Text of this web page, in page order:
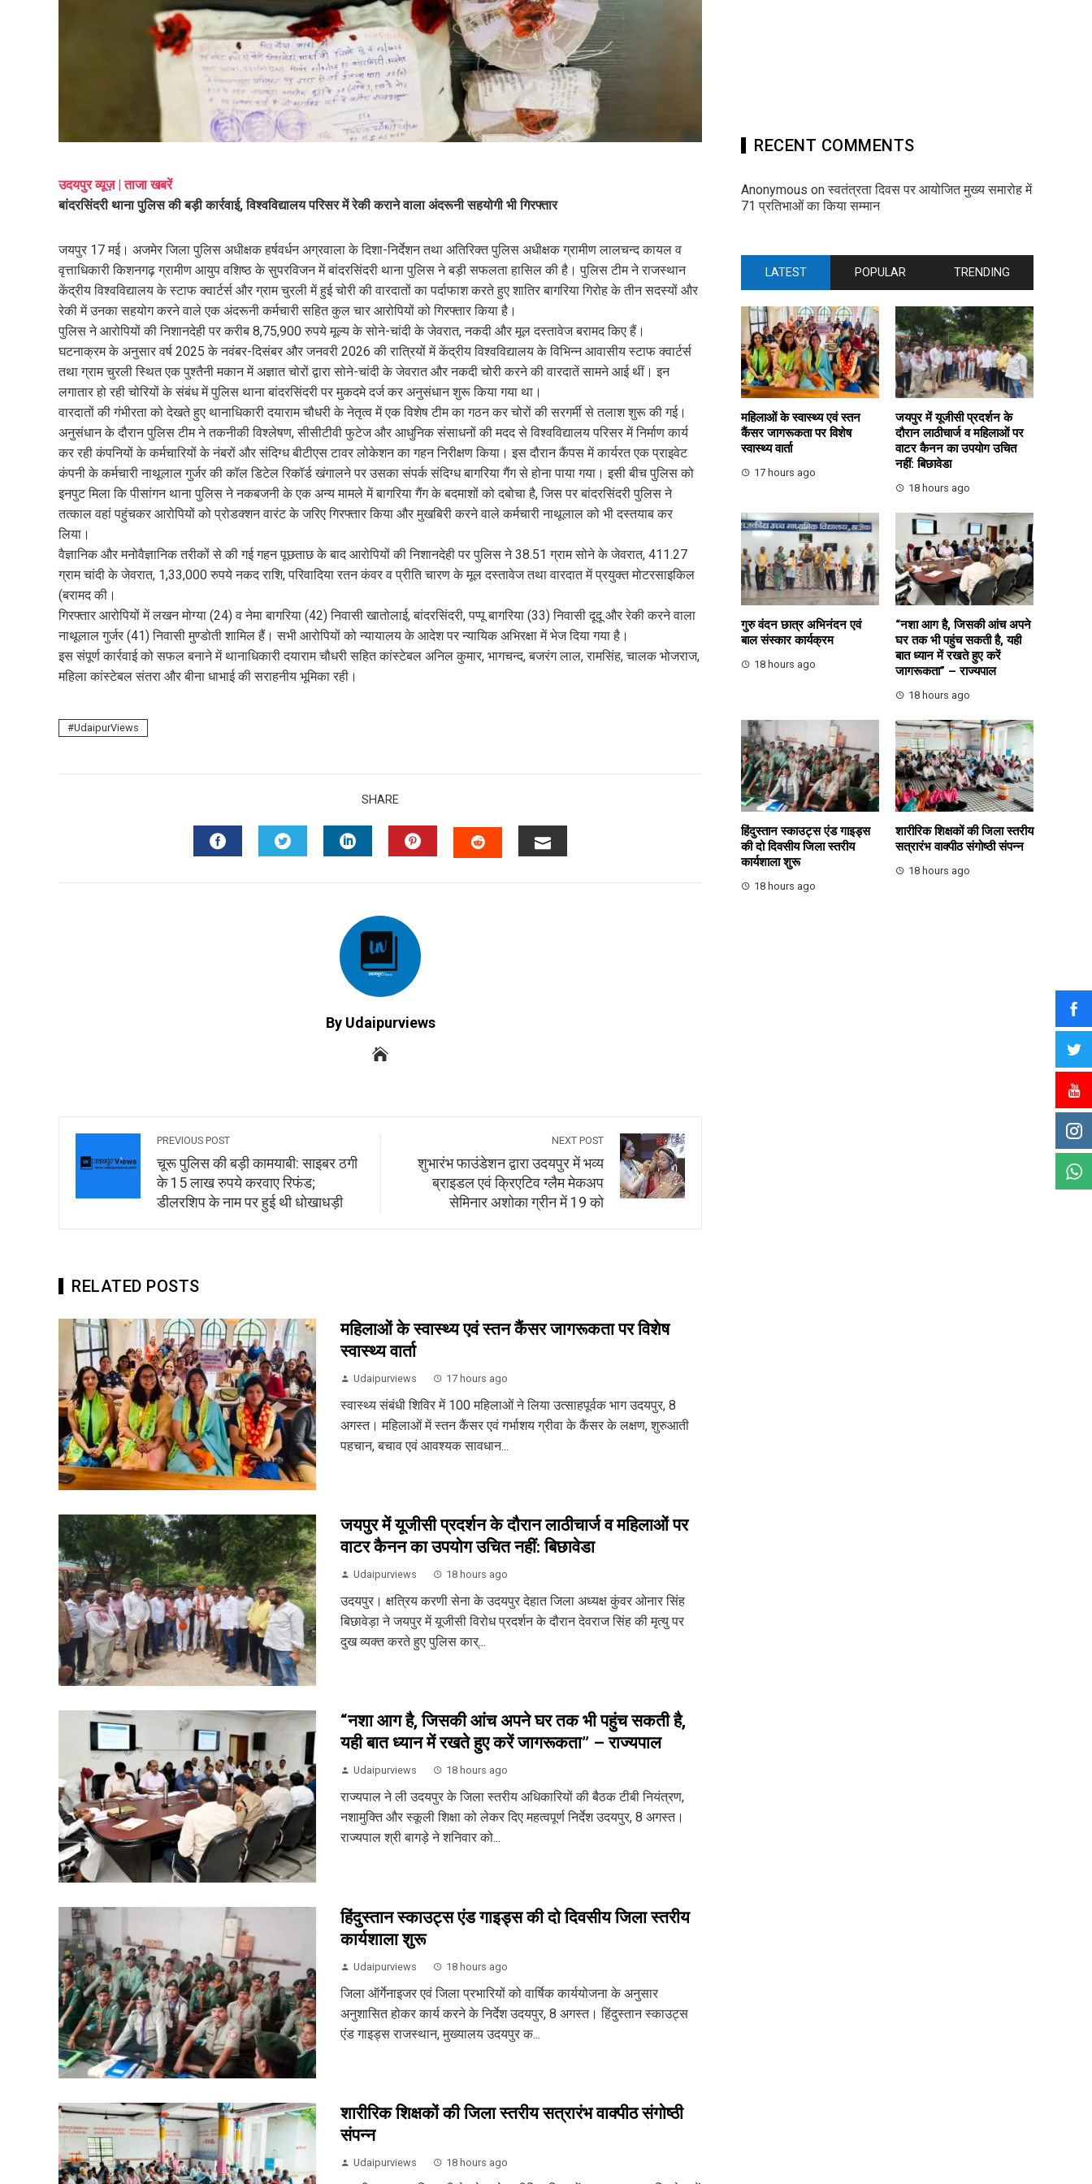
उदयपुर व्यूज़ | ताजा खबरें
बांदरसिंदरी थाना पुलिस की बड़ी कार्रवाई, विश्वविद्यालय परिसर में रेकी कराने वाला अंदरूनी सहयोगी भी गिरफ्तार
जयपुर 17 मई। अजमेर जिला पुलिस अधीक्षक हर्षवर्धन अग्रवाला के दिशा-निर्देशन तथा अतिरिक्त पुलिस अधीक्षक ग्रामीण लालचन्द कायल व
वृत्ताधिकारी किशनगढ़ ग्रामीण आयुप वशिष्ठ के सुपरविजन में बांदरसिंदरी थाना पुलिस ने बड़ी सफलता हासिल की है। पुलिस टीम ने राजस्थान
केंद्रीय विश्वविद्यालय के स्टाफ क्वार्टर्स और ग्राम चुरली में हुई चोरी की वारदातों का पर्दाफाश करते हुए शातिर बागरिया गिरोह के तीन सदस्यों और
रेकी में उनका सहयोग करने वाले एक अंदरूनी कर्मचारी सहित कुल चार आरोपियों को गिरफ्तार किया है।
पुलिस ने आरोपियों की निशानदेही पर करीब 8,75,900 रुपये मूल्य के सोने-चांदी के जेवरात, नकदी और मूल दस्तावेज बरामद किए हैं।
घटनाक्रम के अनुसार वर्ष 2025 के नवंबर-दिसंबर और जनवरी 2026 की रात्रियों में केंद्रीय विश्वविद्यालय के विभिन्न आवासीय स्टाफ क्वार्टर्स
तथा ग्राम चुरली स्थित एक पुश्तैनी मकान में अज्ञात चोरों द्वारा सोने-चांदी के जेवरात और नकदी चोरी करने की वारदातें सामने आई थीं। इन
लगातार हो रही चोरियों के संबंध में पुलिस थाना बांदरसिंदरी पर मुकदमे दर्ज कर अनुसंधान शुरू किया गया था।
वारदातों की गंभीरता को देखते हुए थानाधिकारी दयाराम चौधरी के नेतृत्व में एक विशेष टीम का गठन कर चोरों की सरगर्मी से तलाश शुरू की गई।
अनुसंधान के दौरान पुलिस टीम ने तकनीकी विश्लेषण, सीसीटीवी फुटेज और आधुनिक संसाधनों की मदद से विश्वविद्यालय परिसर में निर्माण कार्य
कर रही कंपनियों के कर्मचारियों के नंबरों और संदिग्ध बीटीएस टावर लोकेशन का गहन निरीक्षण किया। इस दौरान कैंपस में कार्यरत एक प्राइवेट
कंपनी के कर्मचारी नाथूलाल गुर्जर की कॉल डिटेल रिकॉर्ड खंगालने पर उसका संपर्क संदिग्ध बागरिया गैंग से होना पाया गया। इसी बीच पुलिस को
इनपुट मिला कि पीसांगन थाना पुलिस ने नकबजनी के एक अन्य मामले में बागरिया गैंग के बदमाशों को दबोचा है, जिस पर बांदरसिंदरी पुलिस ने
तत्काल वहां पहुंचकर आरोपियों को प्रोडक्शन वारंट के जरिए गिरफ्तार किया और मुखबिरी करने वाले कर्मचारी नाथूलाल को भी दस्तयाब कर
लिया।
वैज्ञानिक और मनोवैज्ञानिक तरीकों से की गई गहन पूछताछ के बाद आरोपियों की निशानदेही पर पुलिस ने 38.51 ग्राम सोने के जेवरात, 411.27
ग्राम चांदी के जेवरात, 1,33,000 रुपये नकद राशि, परिवादिया रतन कंवर व प्रीति चारण के मूल दस्तावेज तथा वारदात में प्रयुक्त मोटरसाइकिल
(बरामद की।
गिरफ्तार आरोपियों में लखन मोग्या (24) व नेमा बागरिया (42) निवासी खातोलाई, बांदरसिंदरी, पप्पू बागरिया (33) निवासी दूदू और रेकी करने वाला
नाथूलाल गुर्जर (41) निवासी मुण्डोती शामिल हैं। सभी आरोपियों को न्यायालय के आदेश पर न्यायिक अभिरक्षा में भेज दिया गया है।
इस संपूर्ण कार्रवाई को सफल बनाने में थानाधिकारी दयाराम चौधरी सहित कांस्टेबल अनिल कुमार, भागचन्द, बजरंग लाल, रामसिंह, चालक भोजराज,
महिला कांस्टेबल संतरा और बीना धाभाई की सराहनीय भूमिका रही।
UdaipurViews
SHARE
By Udaipurviews
PREVIOUS POST
चूरू पुलिस की बड़ी कामयाबी: साइबर ठगी
के 15 लाख रुपये करवाए रिफंड;
डीलरशिप के नाम पर हुई थी धोखाधड़ी
NEXT POST
शुभारंभ फाउंडेशन द्वारा उदयपुर में भव्य
ब्राइडल एवं क्रिएटिव ग्लैम मेकअप
सेमिनार अशोका ग्रीन में 19 को
RELATED POSTS
महिलाओं के स्वास्थ्य एवं स्तन कैंसर जागरूकता पर विशेष
स्वास्थ्य वार्ता
Udaipurviews 17 hours ago
स्वास्थ्य संबंधी शिविर में 100 महिलाओं ने लिया उत्साहपूर्वक भाग उदयपुर, 8
अगस्त। महिलाओं में स्तन कैंसर एवं गर्भाशय ग्रीवा के कैंसर के लक्षण, शुरुआती
पहचान, बचाव एवं आवश्यक सावधान...
जयपुर में यूजीसी प्रदर्शन के दौरान लाठीचार्ज व महिलाओं पर
वाटर कैनन का उपयोग उचित नहीं: बिछावेडा
Udaipurviews 18 hours ago
उदयपुर। क्षत्रिय करणी सेना के उदयपुर देहात जिला अध्यक्ष कुंवर ओनार सिंह
बिछावेड़ा ने जयपुर में यूजीसी विरोध प्रदर्शन के दौरान देवराज सिंह की मृत्यु पर
दुख व्यक्त करते हुए पुलिस कार्...
“नशा आग है, जिसकी आंच अपने घर तक भी पहुंच सकती है,
यही बात ध्यान में रखते हुए करें जागरूकता” – राज्यपाल
Udaipurviews 18 hours ago
राज्यपाल ने ली उदयपुर के जिला स्तरीय अधिकारियों की बैठक टीबी नियंत्रण,
नशामुक्ति और स्कूली शिक्षा को लेकर दिए महत्वपूर्ण निर्देश उदयपुर, 8 अगस्त।
राज्यपाल श्री बागड़े ने शनिवार को...
हिंदुस्तान स्काउट्स एंड गाइड्स की दो दिवसीय जिला स्तरीय
कार्यशाला शुरू
Udaipurviews 18 hours ago
जिला ऑर्गेनाइजर एवं जिला प्रभारियों को वार्षिक कार्ययोजना के अनुसार
अनुशासित होकर कार्य करने के निर्देश उदयपुर, 8 अगस्त। हिंदुस्तान स्काउट्स
एंड गाइड्स राजस्थान, मुख्यालय उदयपुर क...
शारीरिक शिक्षकों की जिला स्तरीय सत्रारंभ वाक्पीठ संगोष्ठी
संपन्न
Udaipurviews 18 hours ago
RECENT COMMENTS
Anonymous onस्वतंत्रता दिवस पर आयोजित मुख्य समारोह में
71 प्रतिभाओं का किया सम्मान
LATEST POPULAR TRENDING
महिलाओं के स्वास्थ्य एवं स्तन
कैंसर जागरूकता पर विशेष
स्वास्थ्य वार्ता
17 hours ago
जयपुर में यूजीसी प्रदर्शन के
दौरान लाठीचार्ज व महिलाओं पर
वाटर कैनन का उपयोग उचित
नहीं: बिछावेडा
18 hours ago
गुरु वंदन छात्र अभिनंदन एवं
बाल संस्कार कार्यक्रम
18 hours ago
“नशा आग है, जिसकी आंच अपने
घर तक भी पहुंच सकती है, यही
बात ध्यान में रखते हुए करें
जागरूकता” – राज्यपाल
18 hours ago
हिंदुस्तान स्काउट्स एंड गाइड्स
की दो दिवसीय जिला स्तरीय
कार्यशाला शुरू
18 hours ago
शारीरिक शिक्षकों की जिला स्तरीय
सत्रारंभ वाक्पीठ संगोष्ठी संपन्न
18 hours ago